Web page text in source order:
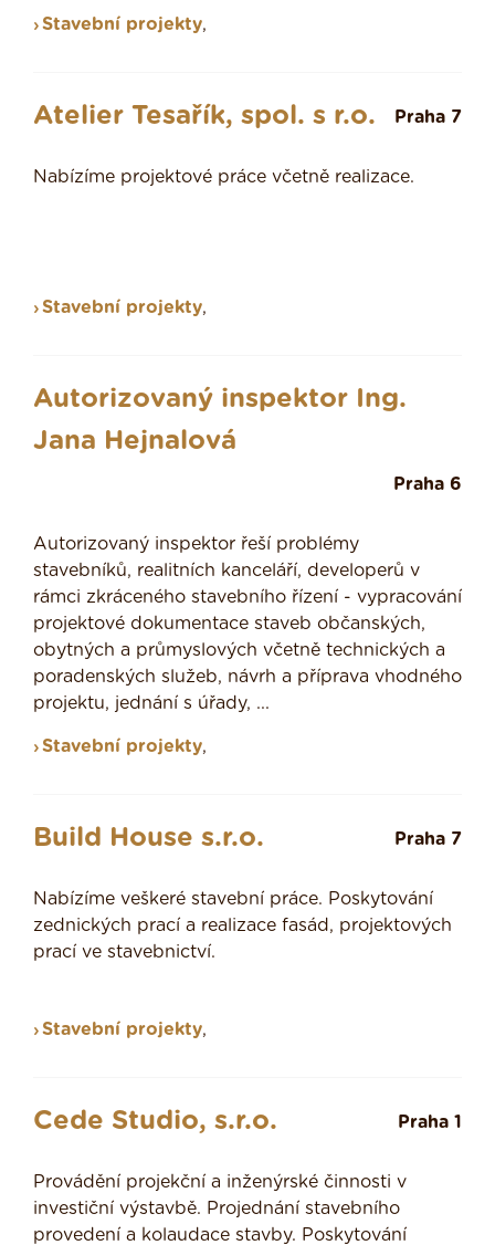
Stavební projekty,
Atelier Tesařík, spol. s r.o. Praha 7
Nabízíme projektové práce včetně realizace.
Stavební projekty,
Autorizovaný inspektor Ing.
Jana Hejnalová
Praha 6
Autorizovaný inspektor řeší problémy
stavebníků, realitních kanceláří, developerů v
rámci zkráceného stavebního řízení - vypracování
projektové dokumentace staveb občanských,
obytných a průmyslových včetně technických a
poradenských služeb, návrh a příprava vhodného
projektu, jednání s úřady, ...
Stavební projekty,
Build House s.r.o. Praha 7
Nabízíme veškeré stavební práce. Poskytování
zednických prací a realizace fasád, projektových
prací ve stavebnictví.
Stavební projekty,
Cede Studio, s.r.o. Praha 1
Provádění projekční a inženýrské činnosti v
investiční výstavbě. Projednání stavebního
provedení a kolaudace stavby. Poskytování